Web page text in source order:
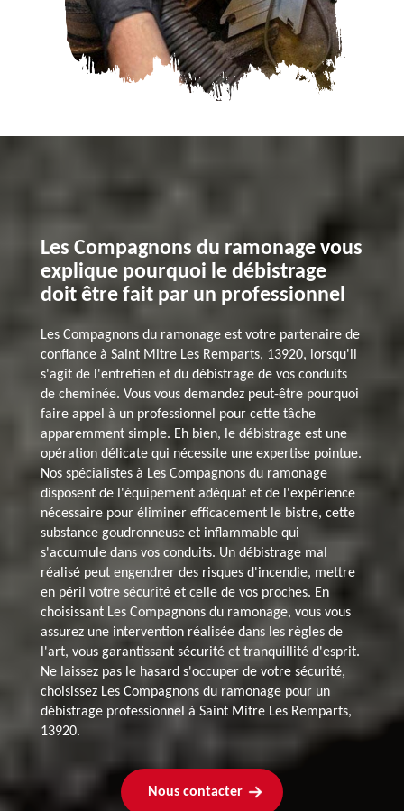
Les Compagnons du ramonage vous
explique pourquoi le débistrage
doit être fait par un professionnel
Les Compagnons du ramonage est votre partenaire de
confiance à Saint Mitre Les Remparts, 13920, lorsqu'il
s'agit de l'entretien et du débistrage de vos conduits
de cheminée. Vous vous demandez peut-être pourquoi
faire appel à un professionnel pour cette tâche
apparemment simple. Eh bien, le débistrage est une
opération délicate qui nécessite une expertise pointue.
Nos spécialistes à Les Compagnons du ramonage
disposent de l'équipement adéquat et de l'expérience
nécessaire pour éliminer efficacement le bistre, cette
substance goudronneuse et inflammable qui
s'accumule dans vos conduits. Un débistrage mal
réalisé peut engendrer des risques d'incendie, mettre
en péril votre sécurité et celle de vos proches. En
choisissant Les Compagnons du ramonage, vous vous
assurez une intervention réalisée dans les règles de
l'art, vous garantissant sécurité et tranquillité d'esprit.
Ne laissez pas le hasard s'occuper de votre sécurité,
choisissez Les Compagnons du ramonage pour un
débistrage professionnel à Saint Mitre Les Remparts,
13920.
Nous contacter